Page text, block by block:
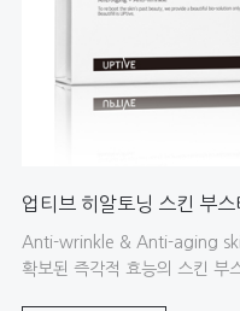
업티브 히알토닝 스킨 부
Anti-wrinkle & Anti-aging
확보된 즉각적 효능의 스킨 부